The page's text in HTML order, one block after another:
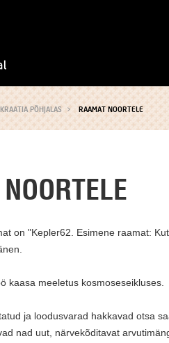
PÕHJALAS RAAMAT NOORTELE
on "Kepler62. Esimene raamat:
kaasa meeletus kosmoseseikluses.
ja loodusvarad hakkavad otsa
nad uut, närvekõditavat